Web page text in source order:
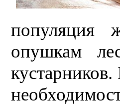
популяция
опушкам